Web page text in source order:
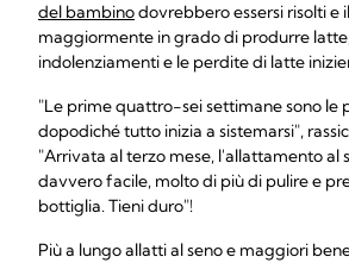
del bambinodovrebbero essersi risolti e
maggiormente in grado di produrre
indolenziamenti e le perdite di latte
"Le prime quattro-sei settimane sono le
dopodiché tutto inizia a sistemarsi",
"Arrivata al terzo mese, l'allattamento al
davvero facile, molto di più di pulire e
bottiglia. Tieni duro"!
Più a lungo allatti al seno e maggiori